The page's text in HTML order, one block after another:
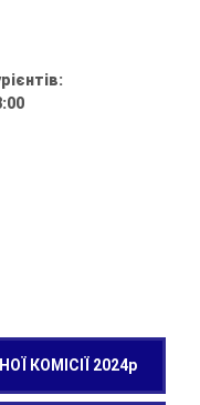
КОМІСІЇ 2024р